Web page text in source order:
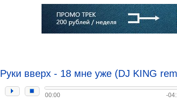
Руки вверх - 18 мне уже (DJ KING
00:00 -